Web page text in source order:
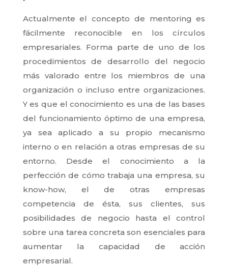
Actualmente el concepto de mentoring es
fácilmente reconocible en los círculos
empresariales. Forma parte de uno de los
procedimientos de desarrollo del negocio
más valorado entre los miembros de una
organización o incluso entre organizaciones.
Y es que el conocimiento es una de las bases
del funcionamiento óptimo de una empresa,
ya sea aplicado a su propio mecanismo
interno o en relación a otras empresas de su
entorno. Desde el conocimiento a la
perfección de cómo trabaja una empresa, su
know-how, el de otras empresas
competencia de ésta, sus clientes, sus
posibilidades de negocio hasta el control
sobre una tarea concreta son esenciales para
aumentar la capacidad de acción
empresarial.